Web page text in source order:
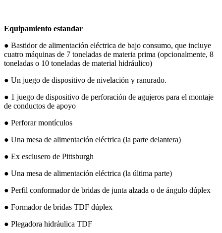
Equipamiento estandar
● Bastidor de alimentación eléctrica de bajo consumo, que incluye
cuatro máquinas de 7 toneladas de materia prima (opcionalmente, 8
toneladas o 10 toneladas de material hidráulico)
● Un juego de dispositivo de nivelación y ranurado.
● 1 juego de dispositivo de perforación de agujeros para el montaje
de conductos de apoyo
● Perforar montículos
● Una mesa de alimentación eléctrica (la parte delantera)
● Ex esclusero de Pittsburgh
● Una mesa de alimentación eléctrica (la última parte)
● Perfil conformador de bridas de junta alzada o de ángulo dúplex
● Formador de bridas TDF dúplex
● Plegadora hidráulica TDF